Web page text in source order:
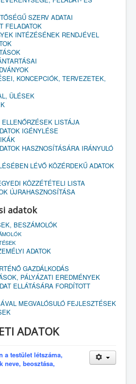
SZERV ADATAI
FELADATOK
INTÉZÉSÉNEK RENDJÉVEL
KONCEPCIÓK, TERVEZETEK,
ÜLÉSEK
LISTÁJA
IGÉNYLÉSE
HASZNOSÍTÁSÁRA IRÁNYULÓ
LÉVŐ KÖZÉRDEKŰ ADATOK
KÖZZÉTÉTELI LISTA
ÚJRAHASZNOSÍTÁSA
adatok
BESZÁMOLÓK
ADATOK
GAZDÁLKODÁS
PÁLYÁZATI EREDMÉNYEK
ELLÁTÁSÁRA FORDÍTOTT
MEGVALÓSULÓ FEJLESZTÉSEK
ADATOK
a testület létszáma,
neve, beosztása,